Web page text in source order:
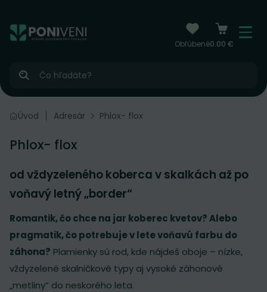
Obľúbené0.00 €
Menu
Hľadať
Úvod Adresár Phlox- flox
Phlox- flox
od vždyzeleného koberca v skalkách až po
voňavý letný „border“
Romantik, čo chce na jar koberec kvetov? Alebo
pragmatik, čo potrebuje v lete voňavú farbu do
záhona? Plamienky sú rod, kde nájdeš oboje – nízke,
vždyzelené skalničkové typy aj vysoké záhonové
„metliny“ do neskorého leta.